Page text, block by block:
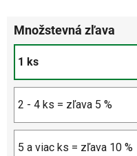
Množstevná zľava
1 ks
2 - 4 ks = zľava 5 %
5 a viac ks = zľava 10 %